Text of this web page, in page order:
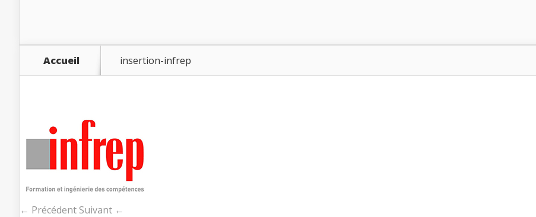
Accueil insertion-infrep
← Précédent Suivant ←